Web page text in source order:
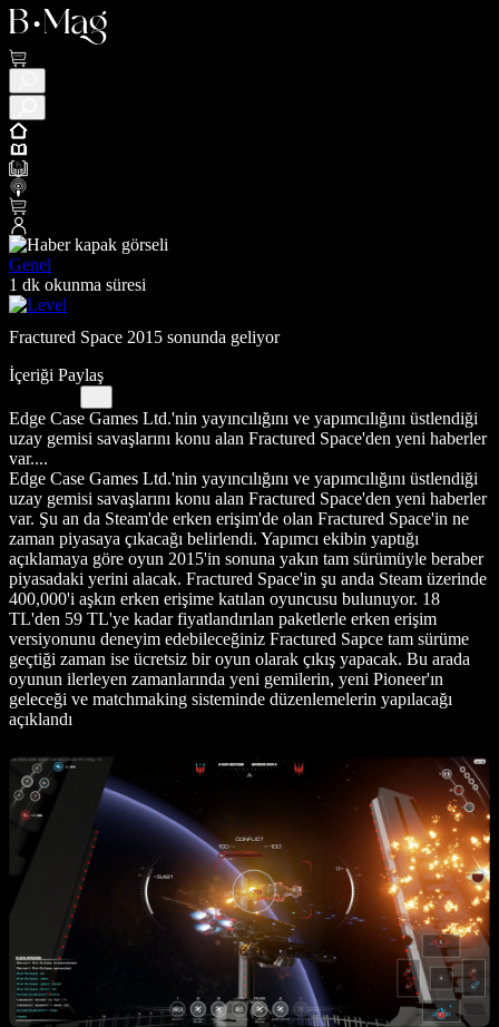
Genel
1 dk okunma süresi
Fractured Space 2015 sonunda geliyor
İçeriği Paylaş
Edge Case Games Ltd.'nin yayıncılığını ve yapımcılığını üstlendiği
uzay gemisi savaşlarını konu alan Fractured Space'den yeni haberler
var....
Edge Case Games Ltd.'nin yayıncılığını ve yapımcılığını üstlendiği
uzay gemisi savaşlarını konu alan Fractured Space'den yeni haberler
var. Şu an da Steam'de erken erişim'de olan Fractured Space'in ne
zaman piyasaya çıkacağı belirlendi. Yapımcı ekibin yaptığı
açıklamaya göre oyun 2015'in sonuna yakın tam sürümüyle beraber
piyasadaki yerini alacak. Fractured Space'in şu anda Steam üzerinde
400,000'i aşkın erken erişime katılan oyuncusu bulunuyor. 18
TL'den 59 TL'ye kadar fiyatlandırılan paketlerle erken erişim
versiyonunu deneyim edebileceğiniz Fractured Sapce tam sürüme
geçtiği zaman ise ücretsiz bir oyun olarak çıkış yapacak. Bu arada
oyunun ilerleyen zamanlarında yeni gemilerin, yeni Pioneer'ın
geleceği ve matchmaking sisteminde düzenlemelerin yapılacağı
açıklandı